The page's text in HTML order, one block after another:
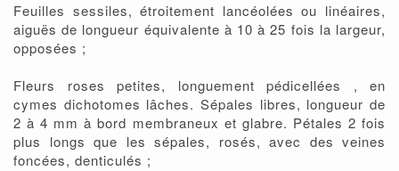
Feuilles sessiles, étroitement lancéolées ou linéaires,
aiguës de longueur équivalente à 10 à 25 fois la largeur,
opposées ;
Fleurs roses petites, longuement pédicellées , en
cymes dichotomes lâches. Sépales libres, longueur de
2 à 4 mm à bord membraneux et glabre. Pétales 2 fois
plus longs que les sépales, rosés, avec des veines
foncées, denticulés ;